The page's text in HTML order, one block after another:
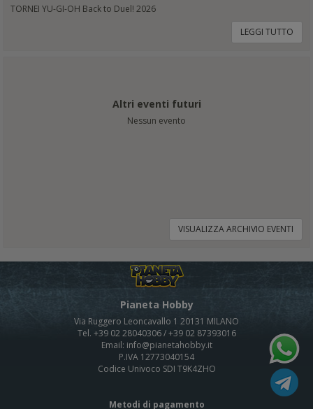
TORNEI YU-GI-OH Back to Duel! 2026
LEGGI TUTTO
Altri eventi futuri
Nessun evento
VISUALIZZA ARCHIVIO EVENTI
Pianeta Hobby
Via Ruggero Leoncavallo 1 20131 MILANO
Tel. +39 02 28040306 / +39 02 87393016
Email: info@pianetahobby.it
P.IVA 12773040154
Codice Univoco SDI T9K4ZHO
Metodi di pagamento